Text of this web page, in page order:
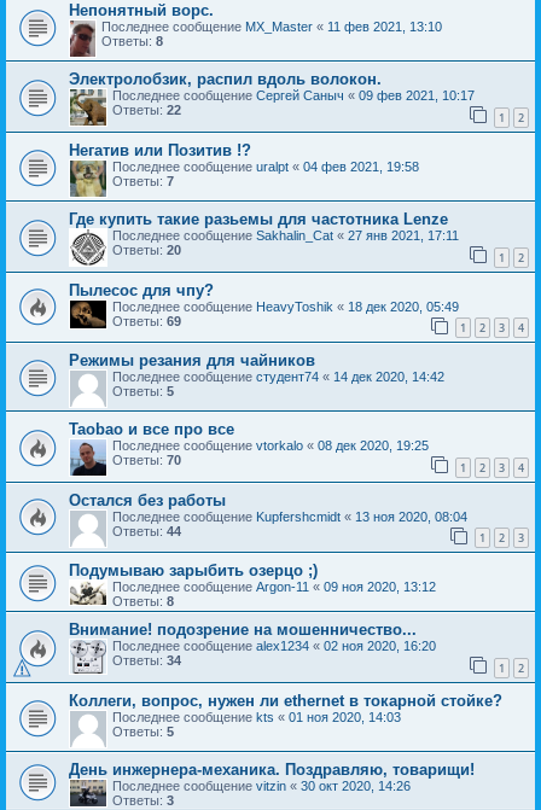
Непонятный ворс.
Последнее сообщение MX_Master « 11 фев 2021, 13:10
Ответы: 8
Электролобзик, распил вдоль волокон.
Последнее сообщение Сергей Саныч « 09 фев 2021, 10:17
Ответы: 22 1 2
Негатив или Позитив !?
Последнее сообщение uralpt « 04 фев 2021, 19:58
Ответы: 7
Где купить такие разьемы для частотника Lenze
Последнее сообщение Sakhalin_Cat « 27 янв 2021, 17:11
Ответы: 20 1 2
Пылесос для чпу?
Последнее сообщение HeavyToshik « 18 дек 2020, 05:49
Ответы: 69 1 2 3 4
Режимы резания для чайников
Последнее сообщение студент74 « 14 дек 2020, 14:42
Ответы: 5
Taobao и все про все
Последнее сообщение vtorkalo « 08 дек 2020, 19:25
Ответы: 70 1 2 3 4
Остался без работы
Последнее сообщение Kupfershcmidt « 13 ноя 2020, 08:04
Ответы: 44 1 2 3
Подумываю зарыбить озерцо ;)
Последнее сообщение Argon-11 « 09 ноя 2020, 13:12
Ответы: 8
Внимание! подозрение на мошенничество...
Последнее сообщение alex1234 « 02 ноя 2020, 16:20
Ответы: 34 1 2
Коллеги, вопрос, нужен ли ethernet в токарной стойке?
Последнее сообщение kts « 01 ноя 2020, 14:03
Ответы: 5
День инжернера-механика. Поздравляю, товарищи!
Последнее сообщение vitzin « 30 окт 2020, 14:26
Ответы: 3